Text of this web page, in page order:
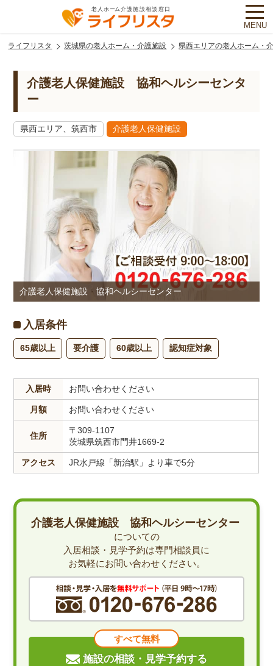
MENU
ライフリスタ 茨城県の老人ホーム・介護施設 県西エリアの老人ホーム・
介護老人保健施設 協和ヘルシーセンタ
ー
県西エリア、筑西市 介護老人保健施設
介護老人保健施設 協和ヘルシーセンター
入居条件
65歳以上 要介護 60歳以上 認知症対象
入居時 お問い合わせください
月額 お問い合わせください
住所
〒309-1107
茨城県筑西市門井1669-2
アクセス JR水戸線「新治駅」より車で5分
介護老人保健施設 協和ヘルシーセンター
についての
入居相談・見学予約は専門相談員に
お気軽にお問い合わせください。
すべて無料
施設の相談・見学予約する